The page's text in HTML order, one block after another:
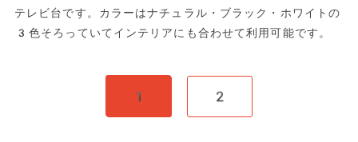
テレビ台です。カラーはナチュラル・ブラック・ホワイトの
3色そろっていてインテリアにも合わせて利用可能です。
1 2